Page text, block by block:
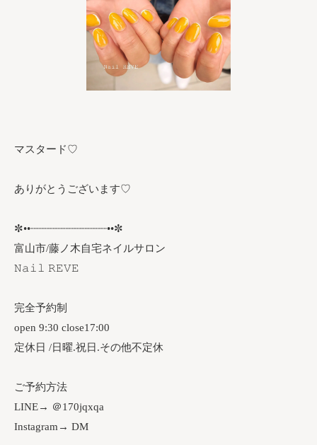
マスタード♡
ありがとうございます♡
✼••┈┈┈┈┈┈┈┈┈┈┈┈••✼
富山市/藤ノ木自宅ネイルサロン
𝙽𝚊𝚒𝚕 𝚁𝙴𝚅𝙴
完全予約制
open 9:30 close17:00
定休日 /日曜.祝日.その他不定休
ご予約方法
LINE→ ＠170jqxqa
Instagram→ DM